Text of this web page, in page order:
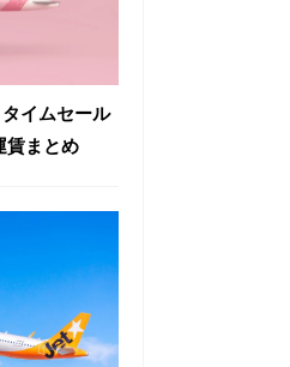
イムセール
賃まとめ